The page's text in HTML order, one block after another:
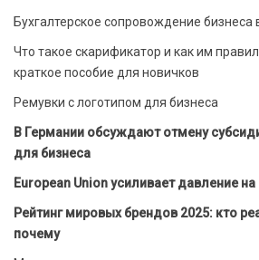
Бухгалтерское сопровождение бизнеса
Что такое скарификатор и как им
краткое пособие для новичков
Ремувки с логотипом для бизнеса
В Германии обсуждают отмену
для бизнеса
European Union усиливает давление на
Рейтинг мировых брендов 2025: кто
почему